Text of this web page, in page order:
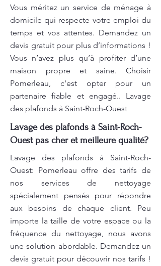
Vous méritez un service de ménage à
domicile qui respecte votre emploi du
temps et vos attentes. Demandez un
devis gratuit pour plus d’informations !
Vous n’avez plus qu’à profiter d’une
maison propre et saine. Choisir
Pomerleau, c'est opter pour un
partenaire fiable et engagé.. Lavage
des plafonds à Saint-Roch-Ouest
Lavage des plafonds à Saint-Roch-
Ouest pas cher et meilleure qualité?
Lavage des plafonds à Saint-Roch-
Ouest: Pomerleau offre des tarifs de
nos services de nettoyage
spécialement pensés pour répondre
aux besoins de chaque client. Peu
importe la taille de votre espace ou la
fréquence du nettoyage, nous avons
une solution abordable. Demandez un
devis gratuit pour découvrir nos tarifs !